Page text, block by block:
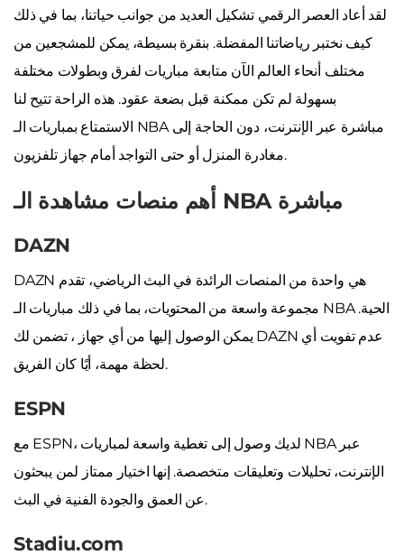
لقد أعاد العصر الرقمي تشكيل العديد من جوانب حياتنا، بما في ذلك
كيف نختبر رياضاتنا المفضلة. بنقرة بسيطة، يمكن للمشجعين من
مختلف أنحاء العالم الآن متابعة مباريات لفرق وبطولات مختلفة
بسهولة لم تكن ممكنة قبل بضعة عقود. هذه الراحة تتيح لنا
الاستمتاع بمباريات الـ NBA مباشرة عبر الإنترنت، دون الحاجة إلى
مغادرة المنزل أو حتى التواجد أمام جهاز تلفزيون.
أهم منصات مشاهدة الـ NBA مباشرة
DAZN
DAZN هي واحدة من المنصات الرائدة في البث الرياضي، تقدم
مجموعة واسعة من المحتويات، بما في ذلك مباريات الـ NBA الحية.
يمكن الوصول إليها من أي جهاز ، تضمن لك DAZN عدم تفويت أي
لحظة مهمة، أيًا كان الفريق.
ESPN
مع ESPN، لديك وصول إلى تغطية واسعة لمباريات NBA عبر
الإنترنت، تحليلات وتعليقات متخصصة. إنها اختيار ممتاز لمن يبحثون
عن العمق والجودة الفنية في البث.
Stadiu.com